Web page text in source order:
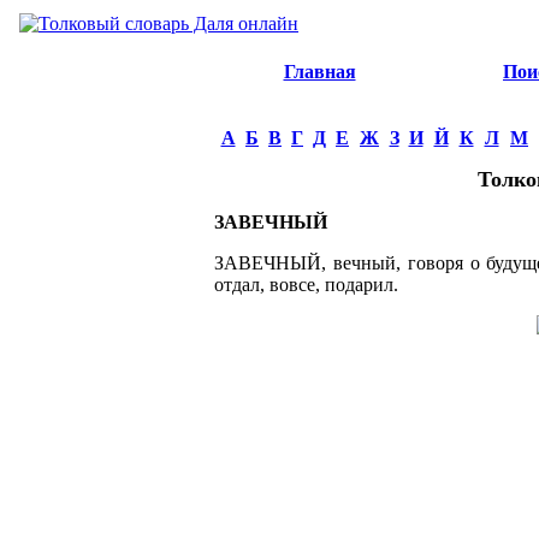
Главная
А Б В Г Д Е Ж З И Й К Л М
ЗАВЕЧНЫЙ
ЗАВЕЧНЫЙ, вечный, говоря о
отдал, вовсе, подарил.